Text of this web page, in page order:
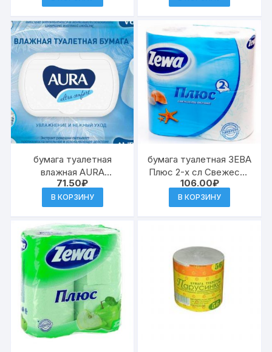
алоэ, без
спирта[СА1434]
бумага туалетная
влажная AURA
COMFORT с клапаном
50 шт (12)
71.50₽
В КОРЗИНУ
бумага туалетная ЗЕВА
Плюс 2-х сл Свежесть
Океана голубая 4шт
(24)
106.00₽
В КОРЗИНУ